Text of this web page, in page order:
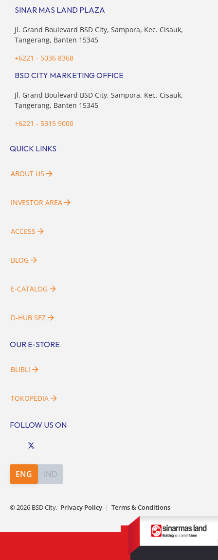
SINAR MAS LAND PLAZA
Jl. Grand Boulevard BSD City, Sampora, Kec. Cisauk,
Tangerang, Banten 15345
+6221 - 5036 8368
BSD CITY MARKETING OFFICE
Jl. Grand Boulevard BSD City, Sampora, Kec. Cisauk,
Tangerang, Banten 15345
+6221 - 5315 9000
QUICK LINKS
ABOUT US
INVESTOR AREA
ACCESS
BLOG
E-CATALOG
D-HUB SEZ
OUR E-STORE
BLIBLI
TOKOPEDIA
FOLLOW US ON
ENG IND
©2026 BSD City. Privacy Policy | Terms & Conditions